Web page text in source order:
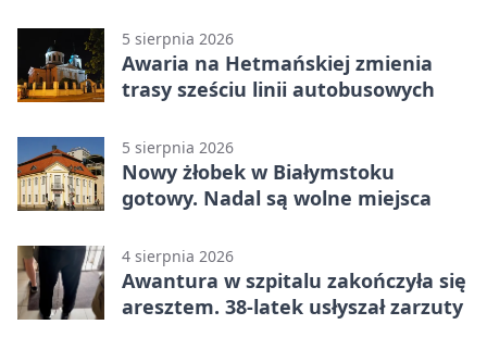
5 sierpnia 2026
Awaria na Hetmańskiej zmienia
trasy sześciu linii autobusowych
5 sierpnia 2026
Nowy żłobek w Białymstoku
gotowy. Nadal są wolne miejsca
4 sierpnia 2026
Awantura w szpitalu zakończyła się
aresztem. 38-latek usłyszał zarzuty